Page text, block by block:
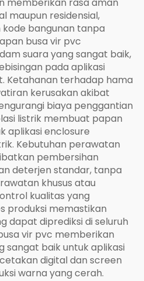
maupun residensial,
bangunan tanpa
busa vir pvc
suara yang sangat baik,
pada aplikasi
Ketahanan terhadap hama
kerusakan akibat
biaya penggantian
listrik membuat papan
aplikasi enclosure
Kebutuhan perawatan
pembersihan
deterjen standar, tanpa
khusus atau
kualitas yang
produksi memastikan
dapat diprediksi di seluruh
vir pvc memberikan
sangat baik untuk aplikasi
digital dan screen
warna yang cerah.